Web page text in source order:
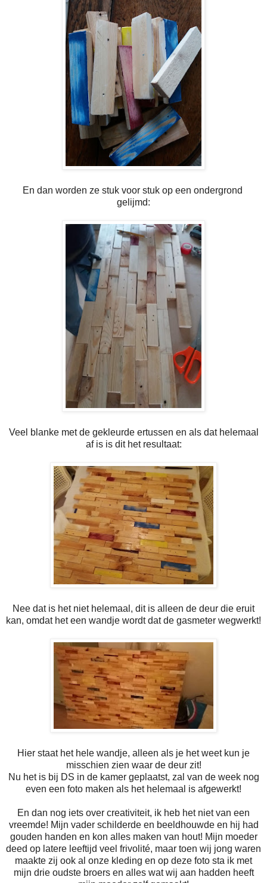
En dan worden ze stuk voor stuk op een ondergrond
gelijmd:
Veel blanke met de gekleurde ertussen en als dat helemaal
af is is dit het resultaat:
Nee dat is het niet helemaal, dit is alleen de deur die eruit
kan, omdat het een wandje wordt dat de gasmeter wegwerkt!
Hier staat het hele wandje, alleen als je het weet kun je
misschien zien waar de deur zit!
Nu het is bij DS in de kamer geplaatst, zal van de week nog
even een foto maken als het helemaal is afgewerkt!
En dan nog iets over creativiteit, ik heb het niet van een
vreemde! Mijn vader schilderde en beeldhouwde en hij had
gouden handen en kon alles maken van hout! Mijn moeder
deed op latere leeftijd veel frivolité, maar toen wij jong waren
maakte zij ook al onze kleding en op deze foto sta ik met
mijn drie oudste broers en alles wat wij aan hadden heeft